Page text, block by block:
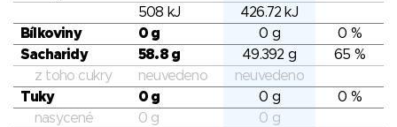
508 kJ
426.72 kJ
Bílkoviny
0 g 0 g
0 %
Sacharidy
58.8 g 49.392 g
65 %
z toho cukry
neuvedeno
neuvedeno
Tuky
0 g 0 g
0 %
nasycené
0 g
0 g